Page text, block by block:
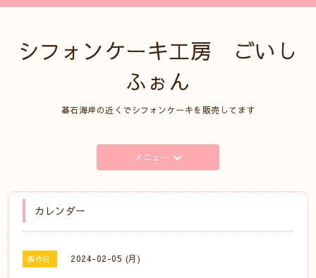
シフォンケーキ工房 ごいし
ふぉん
碁石海岸の近くでシフォンケーキを販売してます
メニュー
カレンダー
製作日 2024-02-05 (月)